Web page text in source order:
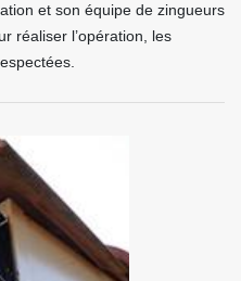
et son équipe de zingueurs
réaliser l’opération, les